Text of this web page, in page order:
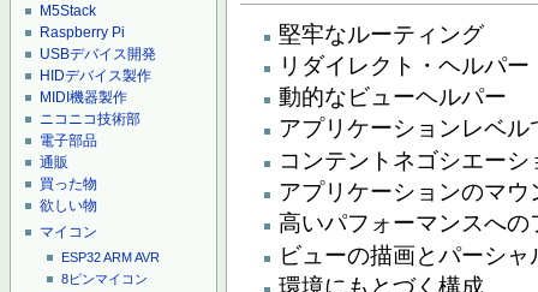
M5Stack
Raspberry Pi
USBデバイス開発
HIDデバイス製作
MIDI機器製作
ニコニコ技術部
電子部品
通販
買った物
欲しい物
マイコン
ESP32ARMAVR
8ピンマイコン
堅牢なルーティング
リダイレクト・ヘルパー
動的なビューヘルパー
アプリケーションレベ
コンテントネゴシエーシ
アプリケーションのマウ
高いパフォーマンスへの
ビューの描画とパーシ
環境にもとづく構成